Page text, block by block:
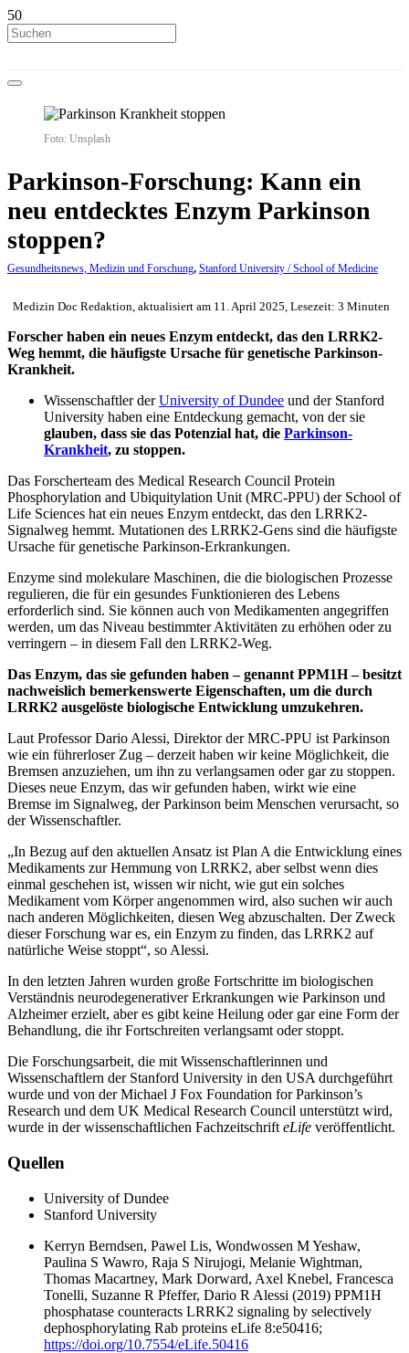
Foto: Unsplash
Parkinson-Forschung: Kann ein
neu entdecktes Enzym Parkinson
stoppen?
Gesundheitsnews, Medizin und Forschung, Stanford University / School of Medicine
Medizin Doc Redaktion, aktualisiert am 11. April 2025, Lesezeit: 3 Minuten
Forscher haben ein neues Enzym entdeckt, das den LRRK2-
Weg hemmt, die häufigste Ursache für genetische Parkinson-
Krankheit.
Wissenschaftler derUniversity of Dundee und der Stanford
University haben eine Entdeckung gemacht, von der sie
glauben, dass sie das Potenzial hat, die Parkinson-
Krankheit, zu stoppen.
Das Forscherteam des Medical Research Council Protein
Phosphorylation and Ubiquitylation Unit (MRC-PPU) der School of
Life Sciences hat ein neues Enzym entdeckt, das den LRRK2-
Signalweg hemmt. Mutationen des LRRK2-Gens sind die häufigste
Ursache für genetische Parkinson-Erkrankungen.
Enzyme sind molekulare Maschinen, die die biologischen Prozesse
regulieren, die für ein gesundes Funktionieren des Lebens
erforderlich sind. Sie können auch von Medikamenten angegriffen
werden, um das Niveau bestimmter Aktivitäten zu erhöhen oder zu
verringern – in diesem Fall den LRRK2-Weg.
Das Enzym, das sie gefunden haben – genannt PPM1H – besitzt
nachweislich bemerkenswerte Eigenschaften, um die durch
LRRK2 ausgelöste biologische Entwicklung umzukehren.
Laut Professor Dario Alessi, Direktor der MRC-PPU ist Parkinson
wie ein führerloser Zug – derzeit haben wir keine Möglichkeit, die
Bremsen anzuziehen, um ihn zu verlangsamen oder gar zu stoppen.
Dieses neue Enzym, das wir gefunden haben, wirkt wie eine
Bremse im Signalweg, der Parkinson beim Menschen verursacht, so
der Wissenschaftler.
„In Bezug auf den aktuellen Ansatz ist Plan A die Entwicklung eines
Medikaments zur Hemmung von LRRK2, aber selbst wenn dies
einmal geschehen ist, wissen wir nicht, wie gut ein solches
Medikament vom Körper angenommen wird, also suchen wir auch
nach anderen Möglichkeiten, diesen Weg abzuschalten. Der Zweck
dieser Forschung war es, ein Enzym zu finden, das LRRK2 auf
natürliche Weise stoppt“, so Alessi.
In den letzten Jahren wurden große Fortschritte im biologischen
Verständnis neurodegenerativer Erkrankungen wie Parkinson und
Alzheimer erzielt, aber es gibt keine Heilung oder gar eine Form der
Behandlung, die ihr Fortschreiten verlangsamt oder stoppt.
Die Forschungsarbeit, die mit Wissenschaftlerinnen und
Wissenschaftlern der Stanford University in den USA durchgeführt
wurde und von der Michael J Fox Foundation for Parkinson’s
Research und dem UK Medical Research Council unterstützt wird,
wurde in der wissenschaftlichen Fachzeitschrift eLife veröffentlicht.
Quellen
University of Dundee
Stanford University
Kerryn Berndsen, Pawel Lis, Wondwossen M Yeshaw,
Paulina S Wawro, Raja S Nirujogi, Melanie Wightman,
Thomas Macartney, Mark Dorward, Axel Knebel, Francesca
Tonelli, Suzanne R Pfeffer, Dario R Alessi (2019) PPM1H
phosphatase counteracts LRRK2 signaling by selectively
dephosphorylating Rab proteins eLife 8:e50416;
https://doi.org/10.7554/eLife.50416